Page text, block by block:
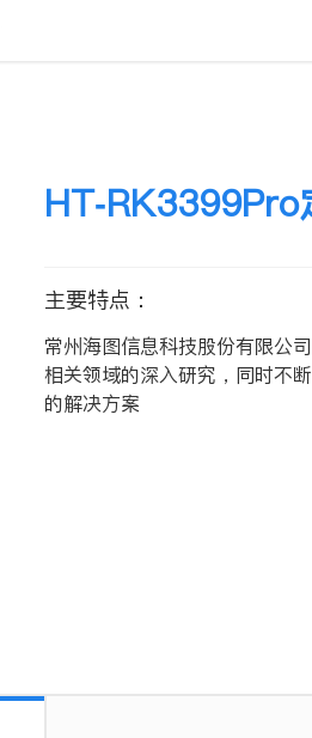
HT-RK3399Pro
主要特点：
常州海图信息科技股份有限公
相关领域的深入研究，同时不
的解决方案